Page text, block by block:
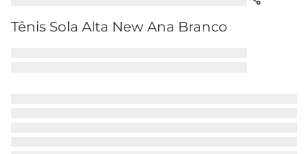
Tênis Sola Alta New Ana Branco